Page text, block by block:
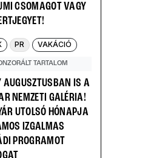
CSOMAGOT VAGY
PR VAKÁCIÓ
TARTALOM
AUGUSZTUSBAN IS A
NEMZETI GALÉRIA!
UTOLSÓ HÓNAPJA
IZGALMAS
PROGRAMOT